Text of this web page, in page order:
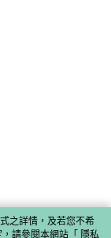
之詳情，及若您不希
請參閱本網站「 隱私